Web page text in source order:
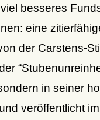
besseres
eine
der Carstens-
in seiner
veröffentlicht